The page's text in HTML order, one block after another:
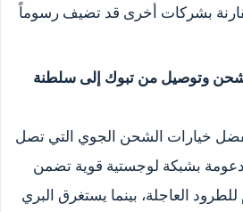
بشركات أخرى قد تضيف رسوماً
وتوصيل من تبوك إلى سلطنة
خيارات الشحن الجوي التي تصل
بشبكة لوجستية قوية تضمن
في 1-2 أيام للطرود العاجلة، بينما يستغرق البري